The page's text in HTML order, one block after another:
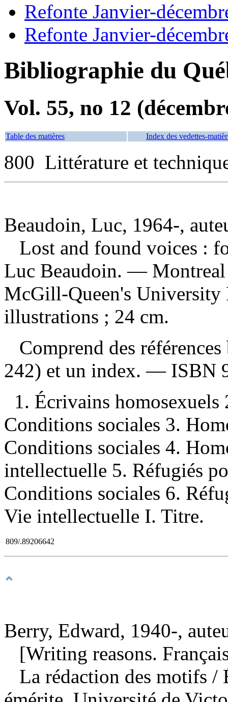
Refonte Janvier-
Refonte Janvier-
Bibliographie du
Vol. 55, no 12
Table des matières Index des vedettes-
800 Littérature et
Beaudoin, Luc, 1964-,
Lost and found voices :
Luc Beaudoin. —
McGill-Queen's
illustrations ; 24 cm.
Comprend des
242) et un index. — ISBN
1. Écrivains
Conditions sociales 3.
Conditions sociales 4.
intellectuelle 5. Réfugiés
Conditions sociales 6.
Vie intellectuelle I. Titre.
809/.89206642
Berry, Edward, 1940-,
[Writing reasons.
La rédaction des motifs /